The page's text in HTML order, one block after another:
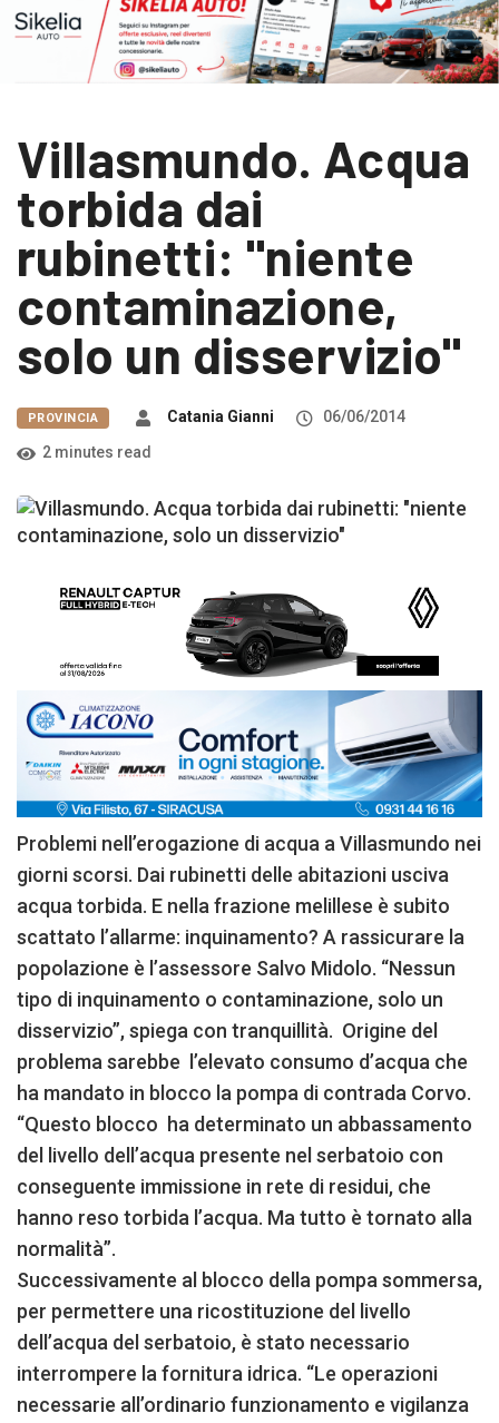
Villasmundo. Acqua
torbida dai
rubinetti: "niente
contaminazione,
solo un disservizio"
PROVINCIA Catania Gianni
06/06/2014
2 minutes read
Problemi nell’erogazione di acqua a Villasmundo nei
giorni scorsi. Dai rubinetti delle abitazioni usciva
acqua torbida. E nella frazione melillese è subito
scattato l’allarme: inquinamento? A rassicurare la
popolazione è l’assessore Salvo Midolo. “Nessun
tipo di inquinamento o contaminazione, solo un
disservizio”, spiega con tranquillità. Origine del
problema sarebbe l’elevato consumo d’acqua che
ha mandato in blocco la pompa di contrada Corvo.
“Questo blocco ha determinato un abbassamento
del livello dell’acqua presente nel serbatoio con
conseguente immissione in rete di residui, che
hanno reso torbida l’acqua. Ma tutto è tornato alla
normalità”.
Successivamente al blocco della pompa sommersa,
per permettere una ricostituzione del livello
dell’acqua del serbatoio, è stato necessario
interrompere la fornitura idrica. “Le operazioni
necessarie all’ordinario funzionamento e vigilanza